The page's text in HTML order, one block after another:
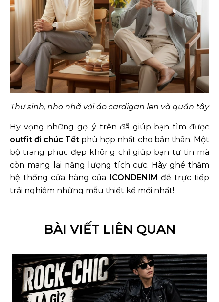
Thư sinh, nho nhã với áo cardigan len và quần tây
Hy vọng những gợi ý trên đã giúp bạn tìm được
outfit đi chúc Tết phù hợp nhất cho bản thân. Một
bộ trang phục đẹp không chỉ giúp bạn tự tin mà
còn mang lại năng lượng tích cực. Hãy ghé thăm
hệ thống cửa hàng của ICONDENIM để trực tiếp
trải nghiệm những mẫu thiết kế mới nhất!
BÀI VIẾT LIÊN QUAN